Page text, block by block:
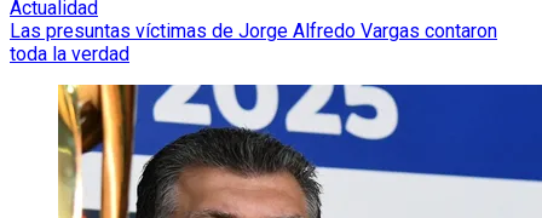
Actualidad
Las presuntas víctimas de Jorge Alfredo Vargas contaron
toda la verdad